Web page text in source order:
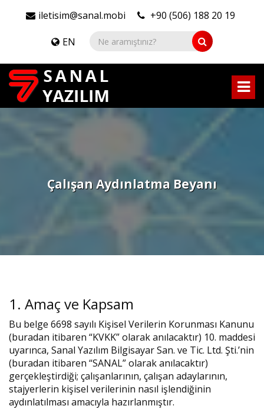
iletisim@sanal.mobi +90 (506) 188 20 19
EN
Çalışan Aydınlatma Beyanı
1. Amaç ve Kapsam
Bu belge 6698 sayılı Kişisel Verilerin Korunması Kanunu
(buradan itibaren “KVKK” olarak anılacaktır) 10. maddesi
uyarınca, Sanal Yazılım Bilgisayar San. ve Tic. Ltd. Şti.’nin
(buradan itibaren “SANAL” olarak anılacaktır)
gerçekleştirdiği; çalışanlarının, çalışan adaylarının,
stajyerlerin kişisel verilerinin nasıl işlendiğinin
aydınlatılması amacıyla hazırlanmıştır.